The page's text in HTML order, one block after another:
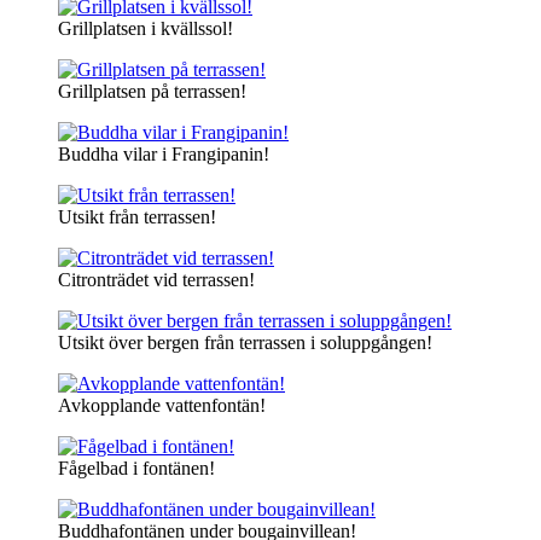
Grillplatsen i kvällssol!
Grillplatsen på terrassen!
Buddha vilar i Frangipanin!
Utsikt från terrassen!
Citronträdet vid terrassen!
Utsikt över bergen från terrassen i soluppgången!
Avkopplande vattenfontän!
Fågelbad i fontänen!
Buddhafontänen under bougainvillean!